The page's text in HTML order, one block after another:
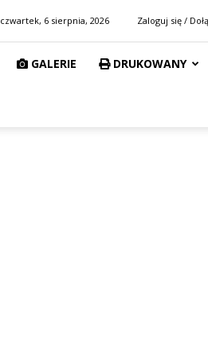
czwartek, 6 sierpnia, 2026 Zaloguj się /
GALERIE DRUKOWANY